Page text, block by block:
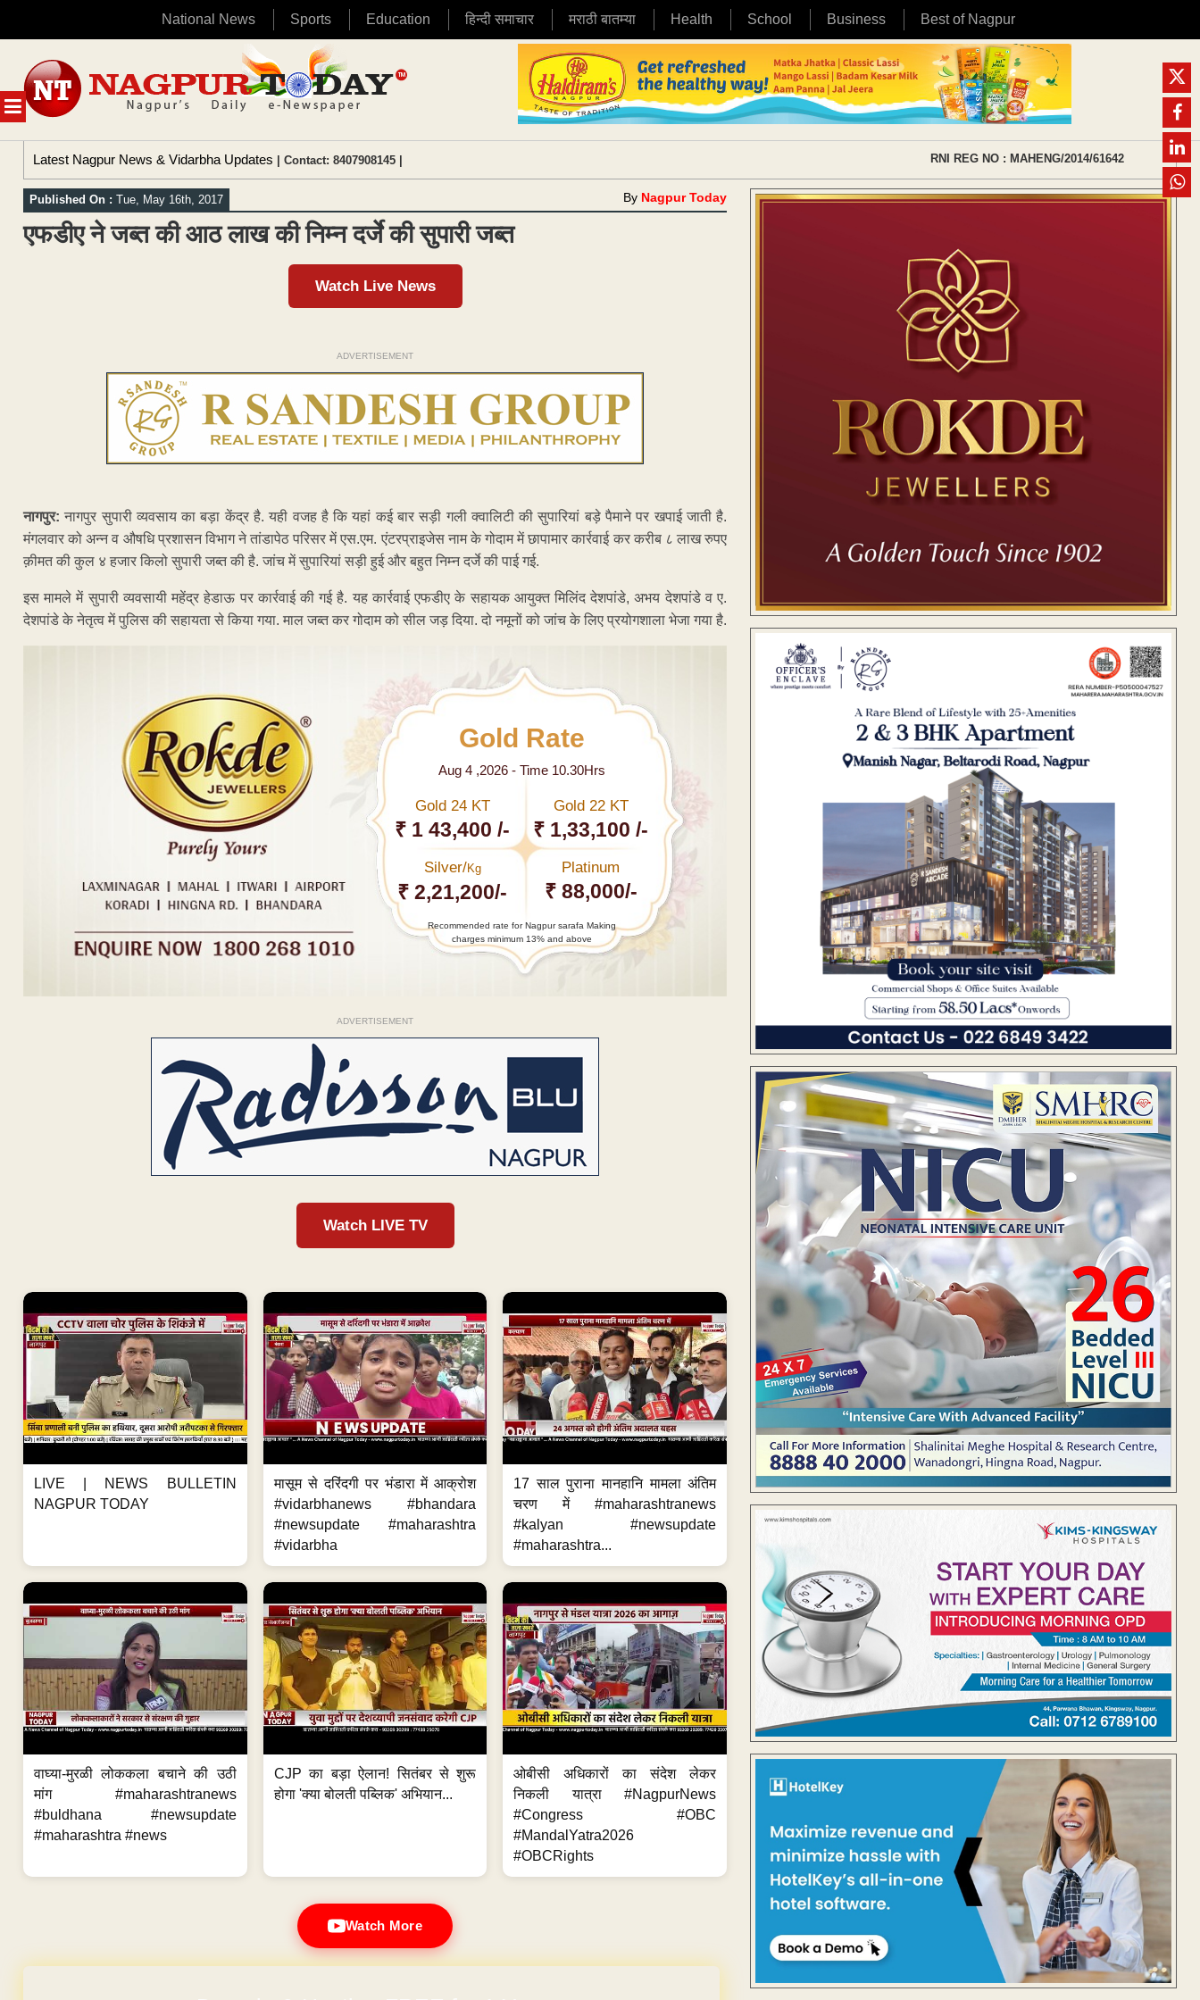
National News Sports Education हिन्दी समाचार मराठी बातम्या Health School Business Best of Nagpur
MENU
content
Latest Nagpur News & Vidarbha Updates | Contact: 8407908145 | RNI REG NO : MAHENG/2014/61642
Published On : Tue, May 16th, 2017 By Nagpur Today
एफडीए ने जब्त की आठ लाख की निम्न दर्जे की सुपारी जब्त
Watch Live News
ADVERTISEMENT
नागपुर: नागपुर सुपारी व्यवसाय का बड़ा केंद्र है. यही वजह है कि यहां कई बार सड़ी गली क्वालिटी की सुपारियां बड़े पैमाने पर खपाई जाती है.
मंगलवार को अन्न व औषधि प्रशासन विभाग ने तांडापेठ परिसर में एस.एम. एंटरप्राइजेस नाम के गोदाम में छापामार कार्रवाई कर करीब ८ लाख रुपए
क़ीमत की कुल ४ हजार किलो सुपारी जब्त की है. जांच में सुपारियां सड़ी हुई और बहुत निम्न दर्जे की पाई गई.
इस मामले में सुपारी व्यवसायी महेंद्र हेडाऊ पर कार्रवाई की गई है. यह कार्रवाई एफडीए के सहायक आयुक्त मिलिंद देशपांडे, अभय देशपांडे व ए.
देशपांडे के नेतृत्व में पुलिस की सहायता से किया गया. माल जब्त कर गोदाम को सील जड़ दिया. दो नमूनों को जांच के लिए प्रयोगशाला भेजा गया है.
Gold Rate
Aug 4 ,2026 - Time 10.30Hrs
Gold 24 KT
₹ 1 43,400 /-
Gold 22 KT
₹ 1,33,100 /-
Silver/Kg
₹ 2,21,200/-
Platinum
₹ 88,000/-
Recommended rate for Nagpur sarafa Making
charges minimum 13% and above
ADVERTISEMENT
Watch LIVE TV
LIVE | NEWS BULLETIN
NAGPUR TODAY
मासूम से दरिंदगी पर भंडारा में आक्रोश
#vidarbhanews #bhandara
#newsupdate #maharashtra
#vidarbha
17 साल पुराना मानहानि मामला अंतिम
चरण में #maharashtranews
#kalyan #newsupdate
#maharashtra...
वाघ्या-मुरळी लोककला बचाने की उठी
मांग #maharashtranews
#buldhana #newsupdate
#maharashtra #news
CJP का बड़ा ऐलान! सितंबर से शुरू
होगा 'क्या बोलती पब्लिक' अभियान...
ओबीसी अधिकारों का संदेश लेकर
निकली यात्रा #NagpurNews
#Congress #OBC
#MandalYatra2026
#OBCRights
Watch More